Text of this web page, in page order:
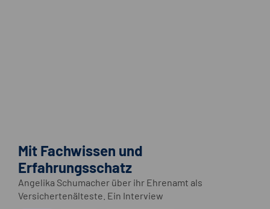
Mit Fachwissen und
Erfahrungsschatz
Angelika Schumacher über ihr Ehrenamt als
Versichertenälteste. Ein Interview